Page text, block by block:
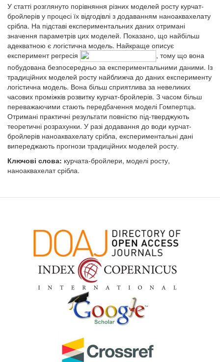
У статті розглянуто порівняння різних моделей росту курчат-
бройлерів у процесі їх відгодівлі з додаванням наноаквахелату
срібла. На підставі експериментальних даних отримані
значення параметрів цих моделей. Показано, що найбільш
адекватною є логістична модель. Найкраще описує
експеримент регресія
, тому що вона
побудована безпосередньо за експериментальними даними. Із
традиційних моделей росту найближча до даних експерименту
логістична модель. Вона більш сприятлива за невеликих
часових проміжків розвитку курчат-бройлерів. З часом більш
переважаючими стають передбачення моделі Гомпертца.
Отримані практичні результати повністю під-тверджують
теоретичні розрахунки. У разі додавання до води курчат-
бройлерів наноаквахелату срібла, експериментальні дані
випереджають прогнози традиційних моделей росту.
Ключові слова: курчата-бройлери, моделі росту,
наноаквахелат срібла.